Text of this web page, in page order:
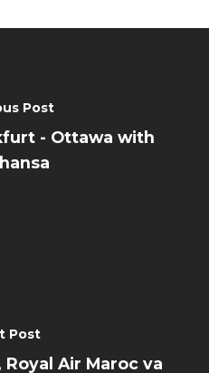
Post
- Ottawa with
Post
Air Maroc va